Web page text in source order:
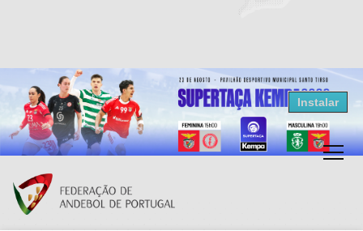
Resultados Andebol
Federação de Andebol de Portugal
Grátis - Disponivel na Play Store
Instalar